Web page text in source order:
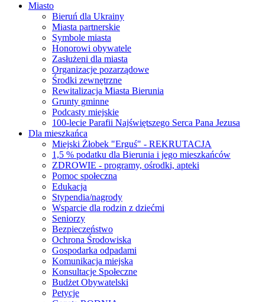
Miasto
Bieruń dla Ukrainy
Miasta partnerskie
Symbole miasta
Honorowi obywatele
Zasłużeni dla miasta
Organizacje pozarządowe
Środki zewnętrzne
Rewitalizacja Miasta Bierunia
Grunty gminne
Podcasty miejskie
100-lecie Parafii Najświętszego Serca Pana Jezusa
Dla mieszkańca
Miejski Żłobek "Erguś" - REKRUTACJA
1,5 % podatku dla Bierunia i jego mieszkańców
ZDROWIE - programy, ośrodki, apteki
Pomoc społeczna
Edukacja
Stypendia/nagrody
Wsparcie dla rodzin z dziećmi
Seniorzy
Bezpieczeństwo
Ochrona Środowiska
Gospodarka odpadami
Komunikacja miejska
Konsultacje Społeczne
Budżet Obywatelski
Petycje